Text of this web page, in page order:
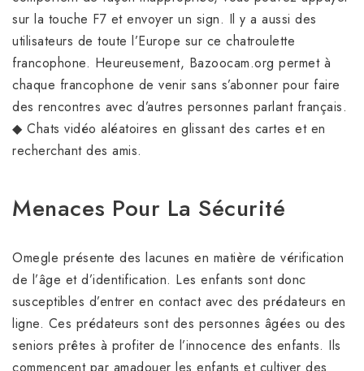
sur la touche F7 et envoyer un sign. Il y a aussi des
utilisateurs de toute l’Europe sur ce chatroulette
francophone. Heureusement, Bazoocam.org permet à
chaque francophone de venir sans s’abonner pour faire
des rencontres avec d’autres personnes parlant français.
◆ Chats vidéo aléatoires en glissant des cartes et en
recherchant des amis.
Menaces Pour La Sécurité
Omegle présente des lacunes en matière de vérification
de l’âge et d’identification. Les enfants sont donc
susceptibles d’entrer en contact avec des prédateurs en
ligne. Ces prédateurs sont des personnes âgées ou des
seniors prêtes à profiter de l’innocence des enfants. Ils